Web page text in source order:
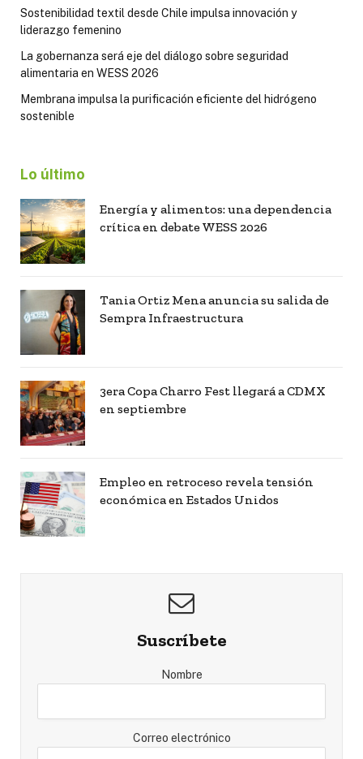
Sostenibilidad textil desde Chile impulsa innovación y
liderazgo femenino
La gobernanza será eje del diálogo sobre seguridad
alimentaria en WESS 2026
Membrana impulsa la purificación eficiente del hidrógeno
sostenible
Lo último
Energía y alimentos: una dependencia
crítica en debate WESS 2026
Tania Ortiz Mena anuncia su salida de
Sempra Infraestructura
3era Copa Charro Fest llegará a CDMX
en septiembre
Empleo en retroceso revela tensión
económica en Estados Unidos
Suscríbete
Nombre
Correo electrónico